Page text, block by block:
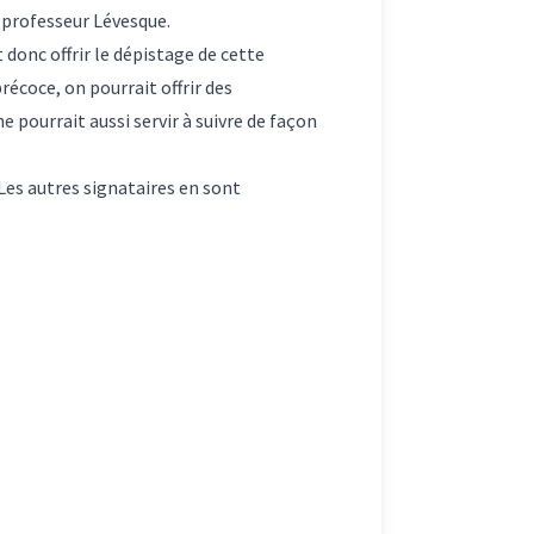
Lévesque.
donc offrir le dépistage de cette
on pourrait offrir des
pourrait aussi servir à suivre de façon
autres signataires en sont